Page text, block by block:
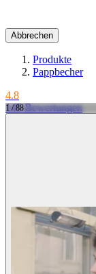
Abbrechen
Produkte
Pappbecher
4.8
145 Bewertungen
1 / 88